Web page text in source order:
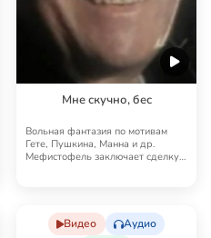
Мне скучно, бес
Вольная фантазия по мотивам
Гете, Пушкина, Манна и др.
Мефистофель заключает сделку с
Видео
Аудио